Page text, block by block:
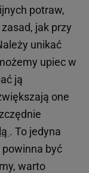
potraw,
jak przy
unikać
upiec w
ją
one
. To jedyna
być
warto